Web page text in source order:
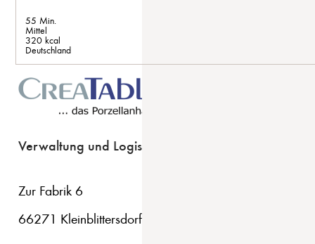
55 Min.
Mittel
320 kcal
Deutschland
Verwaltung und Logistik
Zur Fabrik 6
66271 Kleinblittersdorf